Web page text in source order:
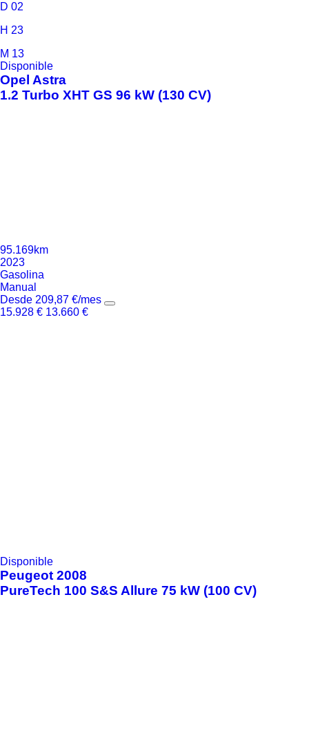
D 02
H 23
M 13
Disponible
Opel Astra
1.2 Turbo XHT GS 96 kW (130 CV)
95.169km
2023
Gasolina
Manual
Desde 209,87 €/mes
15.928 € 13.660 €
Disponible
Peugeot 2008
PureTech 100 S&S Allure 75 kW (100 CV)